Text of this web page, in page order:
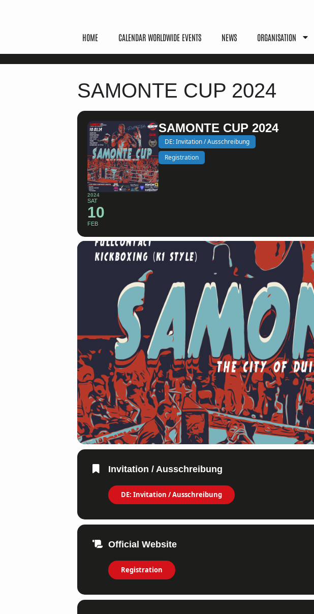
HOME CALENDAR WORLDWIDE EVENTS NEWS ORGANISATION
SAMONTE CUP 2024
2024
SAT
10
FEB
SAMONTE CUP 2024
DE: Invitation / Ausschreibung
Registration
Invitation / Ausschreibung
DE: Invitation / Ausschreibung
Official Website
Registration